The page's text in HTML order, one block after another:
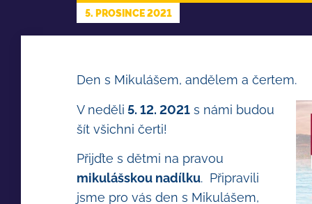
5. PROSINCE 2021
Den s Mikulášem, andělem a čertem.
V neděli 5. 12. 2021 s námi budou
šít všichni čerti!
Přijďte s dětmi na pravou
mikulášskou nadílku. Připravili
jsme pro vás den s Mikulášem,